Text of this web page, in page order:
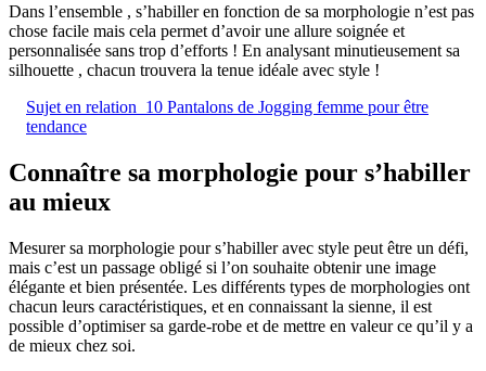
Dans l’ensemble , s’habiller en fonction de sa morphologie n’est pas
chose facile mais cela permet d’avoir une allure soignée et
personnalisée sans trop d’efforts ! En analysant minutieusement sa
silhouette , chacun trouvera la tenue idéale avec style !
Sujet en relation 10 Pantalons de Jogging femme pour être
tendance
Connaître sa morphologie pour s’habiller
au mieux
Mesurer sa morphologie pour s’habiller avec style peut être un défi,
mais c’est un passage obligé si l’on souhaite obtenir une image
élégante et bien présentée. Les différents types de morphologies ont
chacun leurs caractéristiques, et en connaissant la sienne, il est
possible d’optimiser sa garde-robe et de mettre en valeur ce qu’il y a
de mieux chez soi.